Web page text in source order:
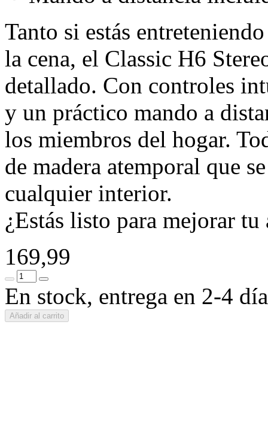
Tanto si estás
la cena, el Classic H6
detallado. Con controles
y un práctico mando a
los miembros del hogar.
de madera atemporal que
cualquier interior.
¿Estás listo para mejorar
169,99
En stock, entrega en 2-4
Añadir al carrito